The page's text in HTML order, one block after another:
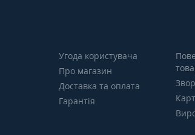
Угода користувача
Про магазин
Доставка та оплата
Гарантія